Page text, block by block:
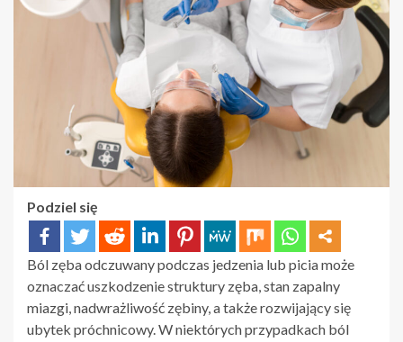
Podziel się
Ból zęba odczuwany podczas jedzenia lub picia może
oznaczać uszkodzenie struktury zęba, stan zapalny
miazgi, nadwrażliwość zębiny, a także rozwijający się
ubytek próchnicowy. W niektórych przypadkach ból